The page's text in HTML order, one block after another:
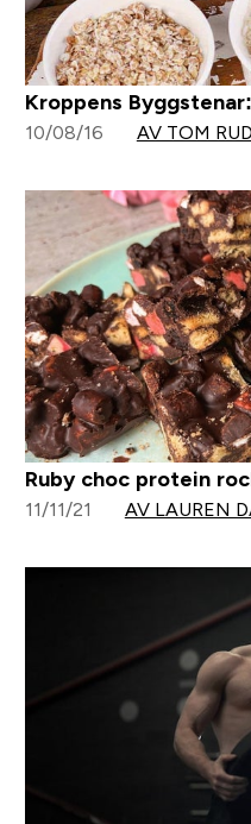
Kroppens
10/08/16 AV TOM
Ruby choc protein
11/11/21 AV LAUREN